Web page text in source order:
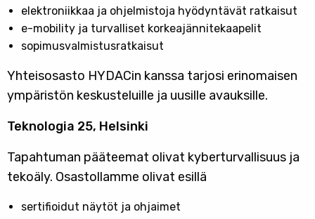
elektroniikkaa ja ohjelmistoja hyödyntävät ratkaisut
e-mobility ja turvalliset korkeajännitekaapelit
sopimusvalmistusratkaisut
Yhteisosasto HYDACin kanssa tarjosi erinomaisen
ympäristön keskusteluille ja uusille avauksille.
Teknologia 25, Helsinki
Tapahtuman pääteemat olivat kyberturvallisuus ja
tekoäly. Osastollamme olivat esillä
sertifioidut näytöt ja ohjaimet